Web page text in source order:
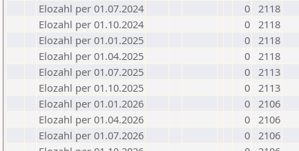
Elozahl per 01.07.2024
0 2118
Elozahl per 01.10.2024
0 2118
Elozahl per 01.01.2025
0 2118
Elozahl per 01.04.2025
0 2118
Elozahl per 01.07.2025
0 2113
Elozahl per 01.10.2025
0 2113
Elozahl per 01.01.2026
0 2106
Elozahl per 01.04.2026
0 2106
Elozahl per 01.07.2026
0 2106